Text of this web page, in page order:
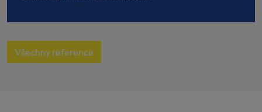
Všechny reference